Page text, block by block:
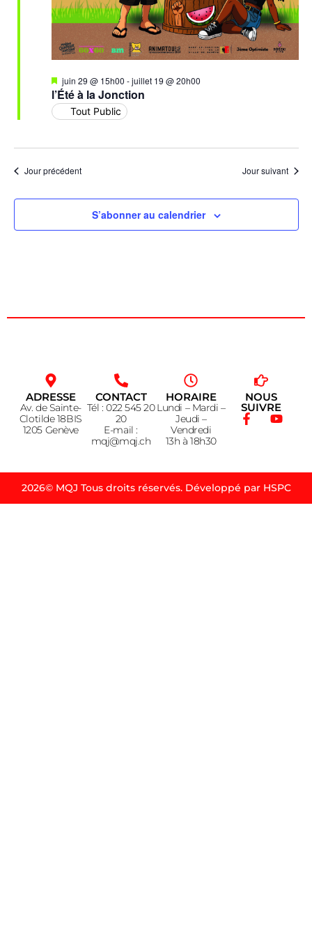
l’Été à la Jonction
Mis
en
avant
juin 29 @ 15h00 -juillet 19 @ 20h00
Tout Public
Jour précédent Jour suivant
S’abonner au calendrier
ADRESSE
Av. de Sainte-
Clotilde 18BIS
1205 Genève
CONTACT
Tél : 022 545 20
20
E-mail :
mqj@mqj.ch
HORAIRE
Lundi – Mardi –
Jeudi –
Vendredi
13h à 18h30
NOUS
SUIVRE
2026© MQJ Tous droits réservés. Développé par HSPC